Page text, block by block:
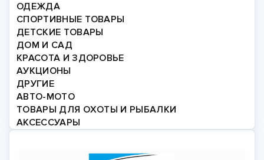
ОДЕЖДА
СПОРТИВНЫЕ ТОВАРЫ
ДЕТСКИЕ ТОВАРЫ
ДОМ И САД
КРАСОТА И ЗДОРОВЬЕ
АУКЦИОНЫ
ДРУГИЕ
АВТО-МОТО
ТОВАРЫ ДЛЯ ОХОТЫ И РЫБАЛКИ
АКСЕССУАРЫ